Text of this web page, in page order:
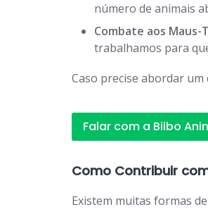
número de animais
Combate aos Maus-
trabalhamos para
Caso precise abordar um
Falar com a Bilbo
Como Contribuir
Existem muitas formas